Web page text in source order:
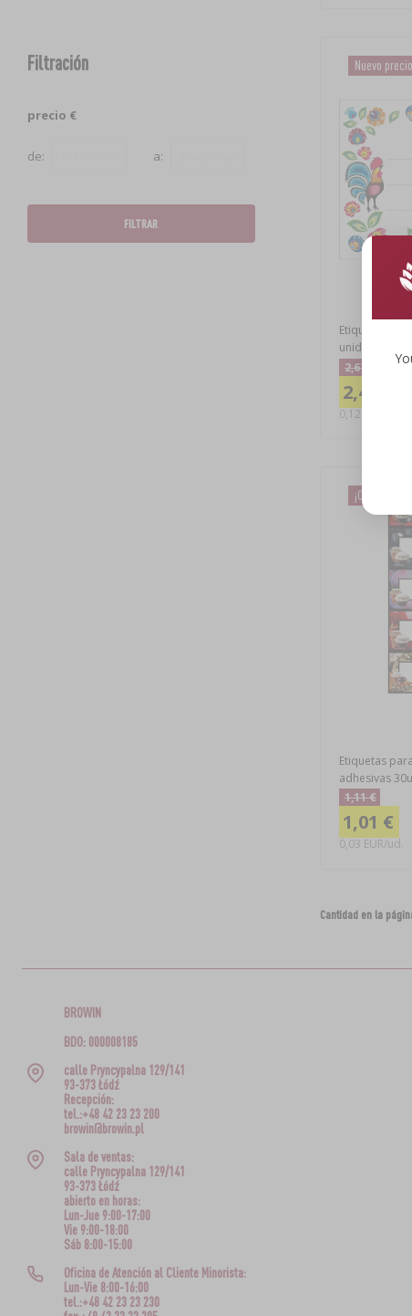
Filtración
precio €
de: a:
FILTRAR
Nuevo precio
Etiquetas
unidades
2,67 €
2,42 €
0,12 EUR/ud.
¡Oportunidad!
Etiquetas
adhesivas
1,11 €
1,01 €
0,03 EUR/ud.
Cantidad en la
BROWIN
BDO: 000008185
calle Pryncypalna 129/141
93-373 Łódź
Recepción:
tel.:+48 42 23 23 200
browin@browin.pl
Sala de ventas:
calle Pryncypalna 129/141
93-373 Łódź
abierto en horas:
Lun-Jue 9:00-17:00
Vie 9:00-18:00
Sáb 8:00-15:00
Oficina de Atención al Cliente Minorista:
Lun-Vie 8:00-16:00
tel.:+48 42 23 23 230